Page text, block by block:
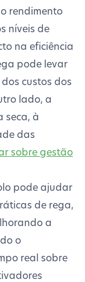
rendimento
níveis de
na eficiência
pode levar
custos dos
lado, a
seca, à
das
sobre gestão
pode ajudar
de rega,
a
o
real sobre